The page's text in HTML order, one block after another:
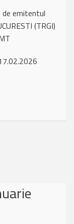
de emitentul
(TRGI)